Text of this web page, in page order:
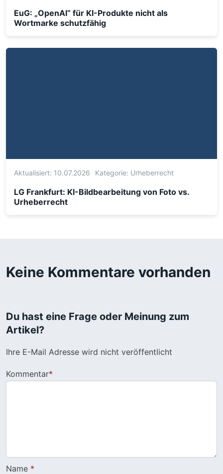
EuG: „OpenAI“ für KI-Produkte nicht als
Wortmarke schutzfähig
Aktualisiert: 10.07.2026 Kategorie: Urheberrecht
LG Frankfurt: KI-Bildbearbeitung von Foto vs.
Urheberrecht
Keine Kommentare vorhanden
Du hast eine Frage oder Meinung zum
Artikel?
Ihre E-Mail Adresse wird nicht veröffentlicht
Kommentar*
Name *